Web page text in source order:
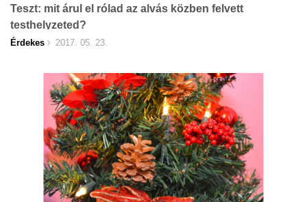
Teszt: mit árul el rólad az alvás közben felvett
testhelyzeted?
Érdekes 2017. 05. 23.